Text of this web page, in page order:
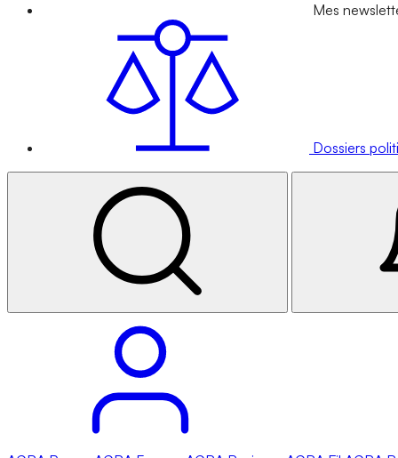
Mes
Dossiers